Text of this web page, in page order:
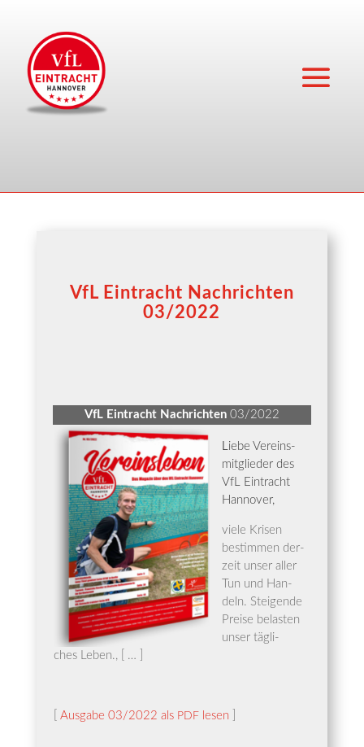
VfL Eintracht Nachrichten
03/2022
VfL Ein­tracht Nach­rich­ten03/2022
Liebe Ver­eins­
mit­glie­der des
VfL Ein­tracht
Hannover,
vie­le Kri­sen
bestim­men der­
zeit unser aller
Tun und Han­
deln. Stei­gen­de
Prei­se belas­ten
unser täg­li­
ches Leben., [ … ]
Aus­ga­be 03/2022 als PDFlesen]